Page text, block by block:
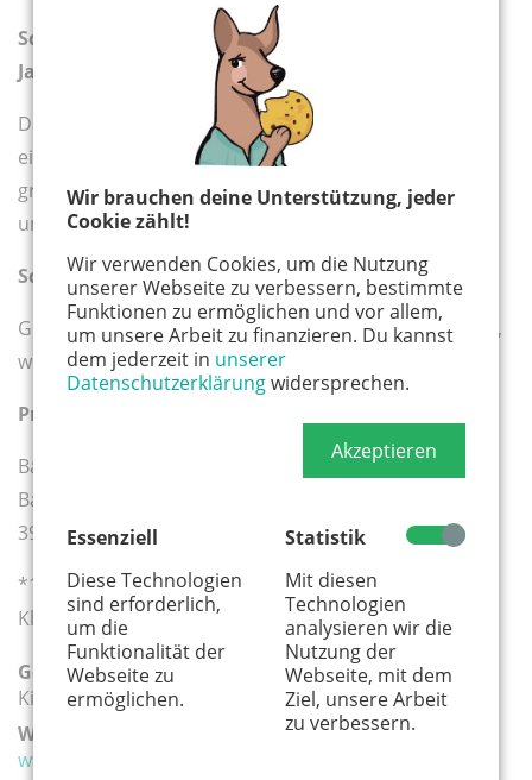
Wir brauchen deine Unterstützung, jeder
Cookie zählt!
Wir verwenden Cookies, um die Nutzung
unserer Webseite zu verbessern, bestimmte
Funktionen zu ermöglichen und vor allem,
um unsere Arbeit zu finanzieren. Du kannst
dem jederzeit in unserer
Datenschutzerklärungwidersprechen.
Akzeptieren
Essenziell
Diese Technologien
sind erforderlich,
um die
Funktionalität der
Webseite zu
ermöglichen.
Statistik
Mit diesen
Technologien
analysieren wir die
Nutzung der
Webseite, mit dem
Ziel, unsere Arbeit
zu verbessern.
Schritt 1: Teilnahme am Eltern Kind Klettern ab 4
Jahre
Damit die Kinder optimal in die laufenden Trainings
eingebunden werden können werden hier
grundlegende Kenntnisse im Umgang mit Klettergurt
und Kletterpartner gelegt.
Schritt 2: Welche Gruppe passt zu mir?
Gemeinsam finden wir die geeignete Trainingsgruppe,
welche am besten zu deinem Kind passt.
Preise:
Bambini Training Abo pro Teilnehmer mtl.*:
Bambini (4 bis 7 Jahre) EUR 49,95€ (Geschwisterkind
39,95€)
*1x wöchentliches Training, inkl. Eintritt und
Kletterequipment
Geeignete Altersgruppe(n):
Kita
Weiterführender Link:
www.bronxrock.de/kinder-jugend-familie-kurse